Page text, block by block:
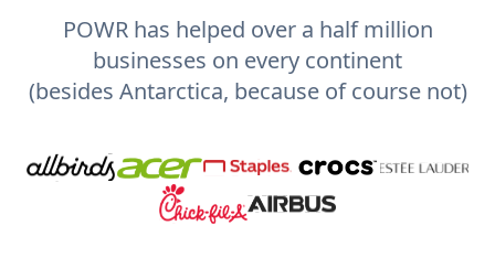
POWR has helped over a half million
businesses on every continent
(besides Antarctica, because of course not)